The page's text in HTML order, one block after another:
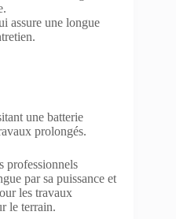
assure une longue
une batterie
prolongés.
professionnels
par sa puissance et
les travaux
le terrain.